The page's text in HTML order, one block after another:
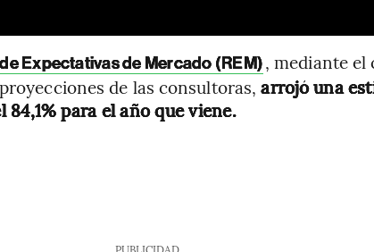
Expectativas de Mercado (REM), mediante el
de las consultoras, arrojó una
para el año que viene.